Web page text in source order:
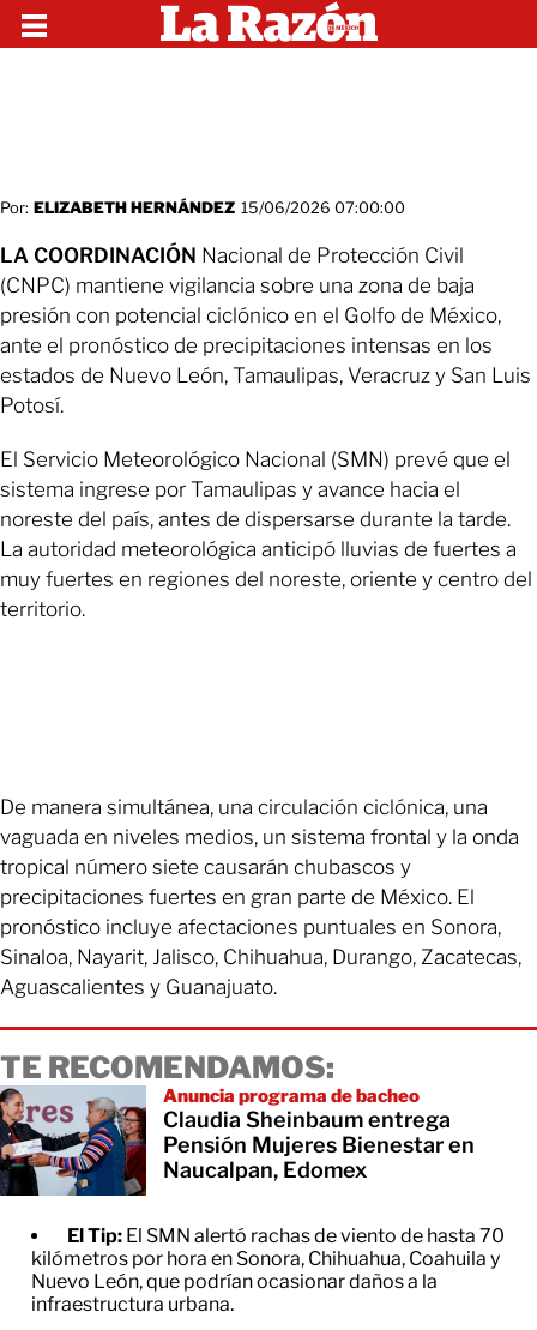
Por: ELIZABETH HERNÁNDEZ 15/06/2026 07:00:00
LA COORDINACIÓN Nacional de Protección Civil
(CNPC) mantiene vigilancia sobre una zona de baja
presión con potencial ciclónico en el Golfo de México,
ante el pronóstico de precipitaciones intensas en los
estados de Nuevo León, Tamaulipas, Veracruz y San Luis
Potosí.
El Servicio Meteorológico Nacional (SMN) prevé que el
sistema ingrese por Tamaulipas y avance hacia el
noreste del país, antes de dispersarse durante la tarde.
La autoridad meteorológica anticipó lluvias de fuertes a
muy fuertes en regiones del noreste, oriente y centro del
territorio.
De manera simultánea, una circulación ciclónica, una
vaguada en niveles medios, un sistema frontal y la onda
tropical número siete causarán chubascos y
precipitaciones fuertes en gran parte de México. El
pronóstico incluye afectaciones puntuales en Sonora,
Sinaloa, Nayarit, Jalisco, Chihuahua, Durango, Zacatecas,
Aguascalientes y Guanajuato.
TE RECOMENDAMOS:
Anuncia programa de bacheo
Claudia Sheinbaum entrega
Pensión Mujeres Bienestar en
Naucalpan, Edomex
El Tip: El SMN alertó rachas de viento de hasta 70
kilómetros por hora en Sonora, Chihuahua, Coahuila y
Nuevo León, que podrían ocasionar daños a la
infraestructura urbana.